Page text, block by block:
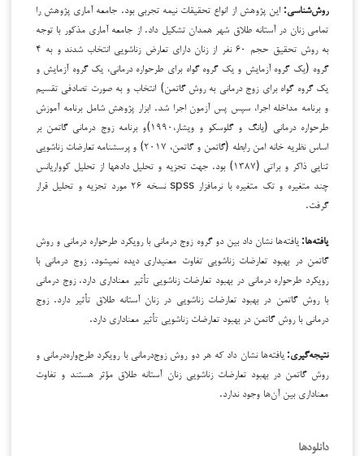
روش‌شناسی: این پژوهش از انواع تحقیقات نیمه تجربی بود. جامعه آماری پژوهش را
تمامی زنان در آستانه طلاق شهر همدان تشکیل داد. از جامعه آماری مذکور با توجه
به روش تحقیق حجم ۶۰ نفر از زنان دارای تعارض زناشویی انتخاب شدند
و به ۴
گروه (یک گروه آزمایش و یک گروه گواه برای طرح­واره درمانی، یک گروه آزمایش و
یک گروه گواه برای زوج درمانی به روش گاتمن) انتخاب و به صورت تصادفی تقسیم
و برنامه مداخله اجرا، سپس پس آزمون اجرا شد. ابزار پژوهش شامل برنامه آموزش
طرح­واره درمانی (یانگ و گلوسکو و ویشار،۱۹۹۰)و برنامه زوج درمانی گاتمن بر
اساس نظریه خانه امن رابطه (گاتمن و گاتمن، ۲۰۱۷) و
پرسشنامه تعارضات زناشویی
ثنایی ذاکر و براتی (۱۳۸۷) بود. جهت تجزیه و تحلیل داده­ها از تحلیل کوواریانس
چند متغیره و تک متغیره با نرم­افزار spss نسخه ۲۶ مورد تجزیه و تحلیل قرار
گرفت.
یافته‌ها:یافته‌ها نشان داد بین دو گروه زوج درمانی با رویکرد طرح­واره درمانی و روش
گاتمن در بهبود تعارضات زناشویی تفاوت معنی­داری دیده نمی­شود. زوج درمانی با
رویکرد طرح­واره درمانی در بهبود تعارضات زناشویی تأثیر معناداری دارد. زوج درمانی
با روش گاتمن در بهبود تعارضات زناشویی در زنان آستانه طلاق تأثیر دارد. زوج
درمانی با روش گاتمن در بهبود تعارضات زناشویی تأثیر معناداری دارد.
نتیجه‌گیری:یافته‌ها نشان داد که هر دو روش زوج‌درمانی با رویکرد طرح‌واره‌درمانی و
روش گاتمن در بهبود تعارضات زناشویی زنان آستانه طلاق مؤثر هستند و تفاوت
معناداری بین آن‌ها وجود ندارد.
دانلودها